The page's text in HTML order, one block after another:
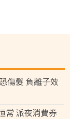
傷髮 負離子效
常 派夜消費券